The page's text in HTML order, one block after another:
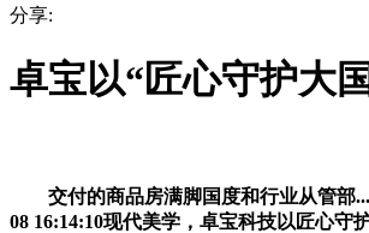
分享:
卓宝以“匠心守护大
交付的商品房满脚国度和行业从管部...[
08 16:14:10现代美学，卓宝科技以匠心